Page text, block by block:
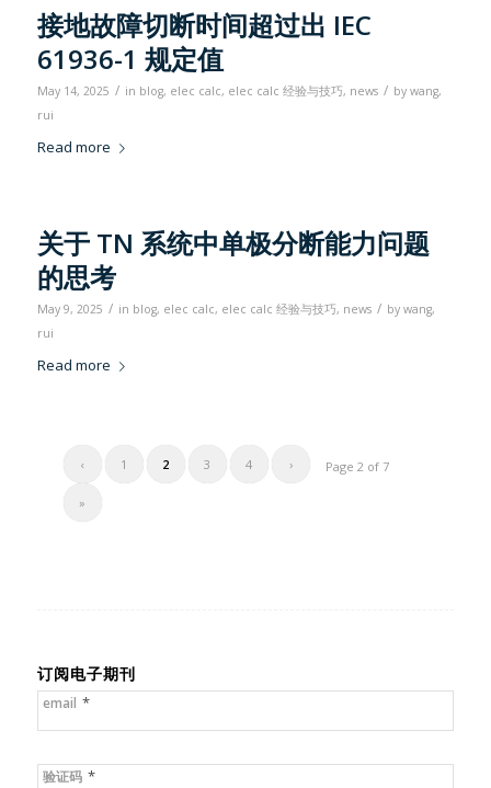
接地故障切断时间超过出 IEC
61936-1 规定值
May 14, 2025 / in blog, elec calc, elec calc 经验与技巧, news / by wang,
rui
Read more
关于 TN 系统中单极分断能力问题
的思考
May 9, 2025 / in blog, elec calc, elec calc 经验与技巧, news / by wang,
rui
Read more
Page 2 of 7
‹ 1 2 3 4 ›
»
订阅电子期刊
email *
验证码 *